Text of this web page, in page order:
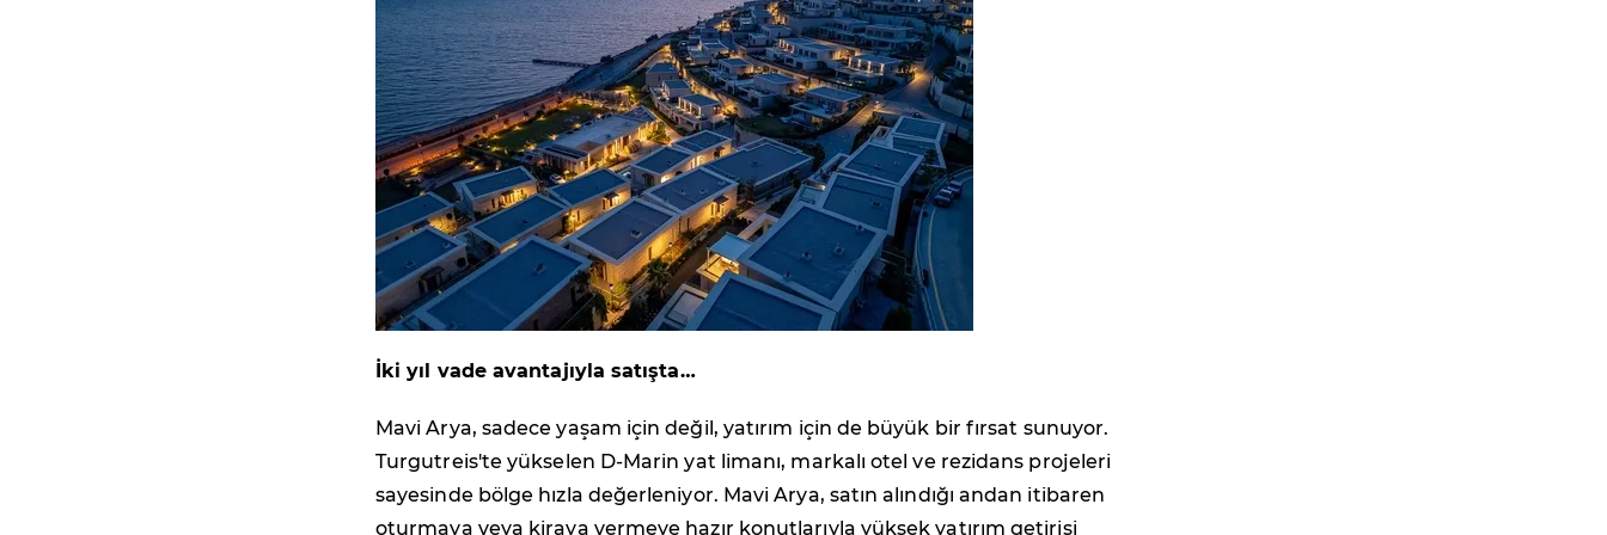
İki yıl vade avantajıyla satışta…
Mavi Arya, sadece yaşam için değil, yatırım için de büyük bir fırsat sunuyor.
Turgutreis'te yükselen D-Marin yat limanı, markalı otel ve rezidans projeleri
sayesinde bölge hızla değerleniyor. Mavi Arya, satın alındığı andan itibaren
oturmaya veya kiraya vermeye hazır konutlarıyla yüksek yatırım getirisi